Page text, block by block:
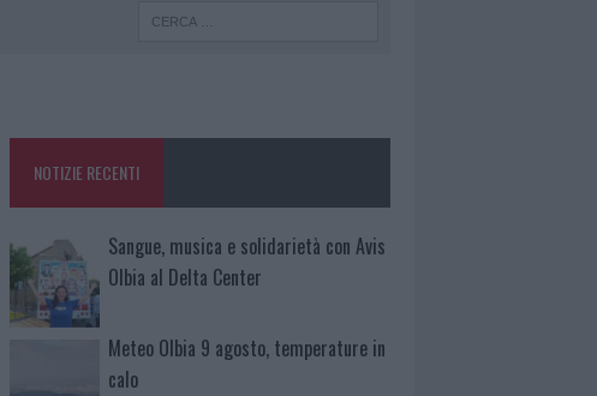
NOTIZIE RECENTI
Sangue, musica e solidarietà con Avis
Olbia al Delta Center
Meteo Olbia 9 agosto, temperature in
calo